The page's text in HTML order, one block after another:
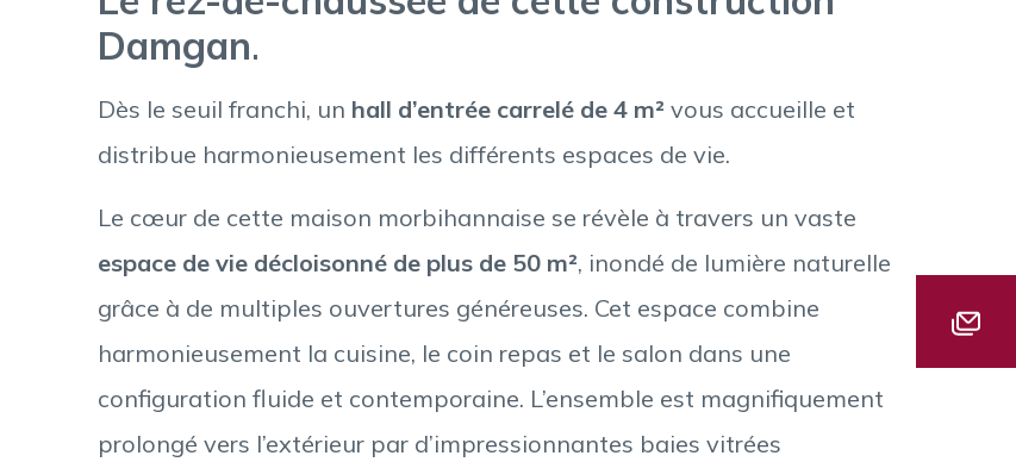
Damgan.
Dès le seuil franchi, un hall d’entrée carrelé de 4 m² vous accueille et
distribue harmonieusement les différents espaces de vie.
Le cœur de cette maison morbihannaise se révèle à travers un vaste
espace de vie décloisonné de plus de 50 m², inondé de lumière naturelle
grâce à de multiples ouvertures généreuses. Cet espace combine
harmonieusement la cuisine, le coin repas et le salon dans une
configuration fluide et contemporaine. L’ensemble est magnifiquement
prolongé vers l’extérieur par d’impressionnantes baies vitrées